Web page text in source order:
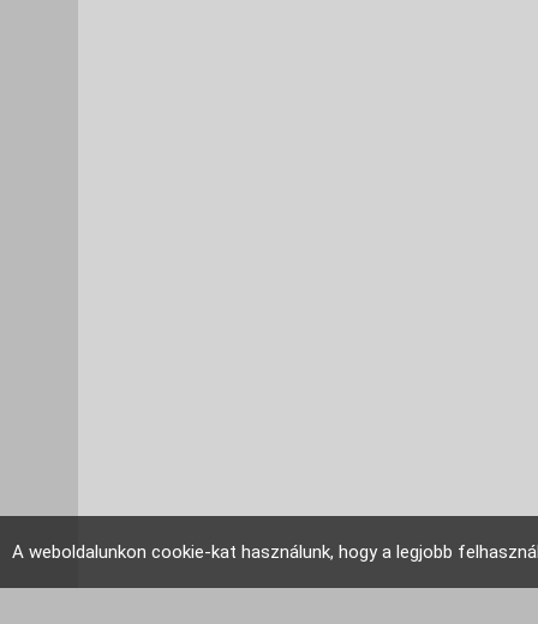
A weboldalunkon cookie-kat használunk, hogy a legjobb